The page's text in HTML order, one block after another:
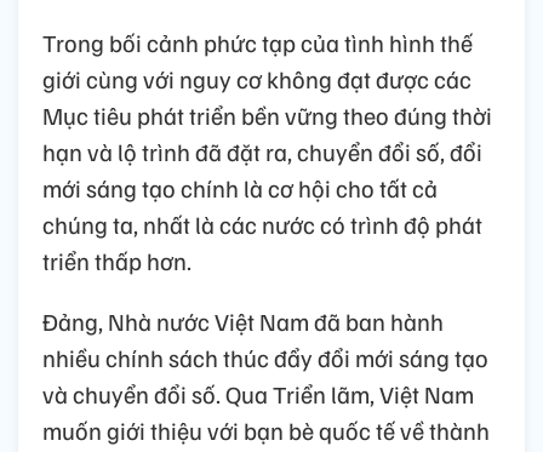
Trong bối cảnh phức tạp của tình hình thế
giới cùng với nguy cơ không đạt được các
Mục tiêu phát triển bền vững theo đúng thời
hạn và lộ trình đã đặt ra, chuyển đổi số, đổi
mới sáng tạo chính là cơ hội cho tất cả
chúng ta, nhất là các nước có trình độ phát
triển thấp hơn.
Đảng, Nhà nước Việt Nam đã ban hành
nhiều chính sách thúc đẩy đổi mới sáng tạo
và chuyển đổi số. Qua Triển lãm, Việt Nam
muốn giới thiệu với bạn bè quốc tế về thành